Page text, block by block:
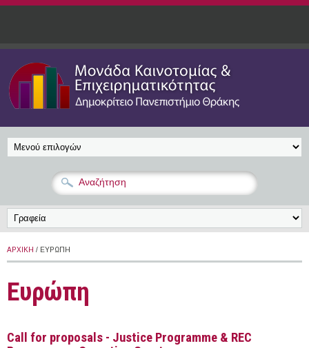
Παράκαμψη προς το κυρίως περιεχόμενο
ΑΡΧΙΚΉ / ΕΥΡΏΠΗ
Ευρώπη
Call for proposals - Justice Programme & REC